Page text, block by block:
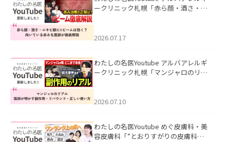
ークリニック札幌「赤ら顔・酒さ・ニ
した。
2026.07.17
わたしの名医Youtube アルバアレルギ
ークリニック札幌「マンジャロのリア
た。
2026.07.10
わたしの名医Youtube めぐ皮膚科・美
容皮膚科「”とおりすがりの皮膚科